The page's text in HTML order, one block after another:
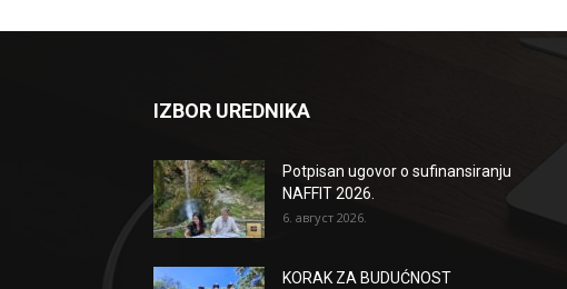
IZBOR UREDNIKA
Potpisan ugovor o sufinansiranju
NAFFIT 2026.
6. август 2026.
KORAK ZA BUDUĆNOST